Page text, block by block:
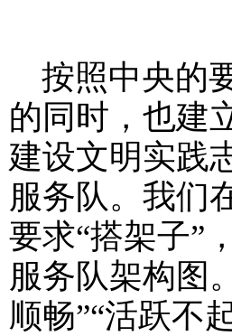
按照中央的
的同时，也建
建设文明实践
服务队。我们
要求“搭架子”
服务队架构图
顺畅”“活跃不